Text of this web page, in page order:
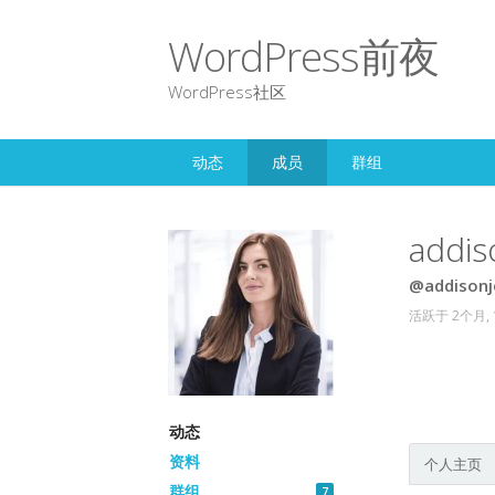
WordPress前夜
WordPress社区
动态 成员 群组
活跃于 2个月,
动态
资料
7
个人主页